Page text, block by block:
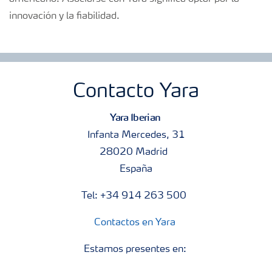
innovación y la fiabilidad.
Contacto Yara
Yara Iberian
Infanta Mercedes, 31
28020 Madrid
España
Tel: +34 914 263 500
Contactos en Yara
Estamos presentes en: